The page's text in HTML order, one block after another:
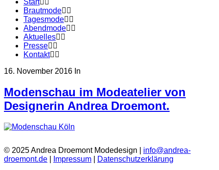
Start
Brautmode
Tagesmode
Abendmode
Aktuelles
Presse
Kontakt
16. November 2016 In
Modenschau im Modeatelier von
Designerin Andrea Droemont.
© 2025 Andrea Droemont Modedesign | info@andrea-
droemont.de
Impressum Datenschutzerklärung